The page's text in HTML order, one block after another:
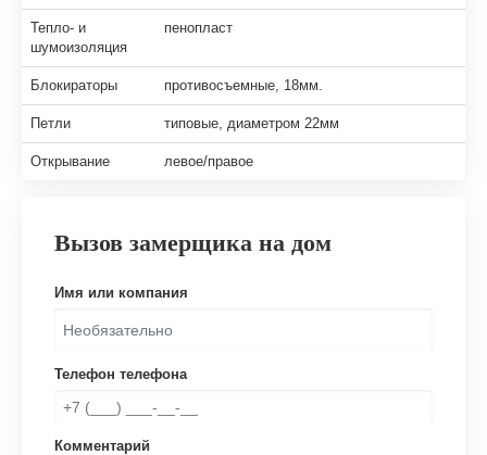
Тепло- и
шумоизоляция
пенопласт
Блокираторы противосъемные, 18мм.
Петли типовые, диаметром 22мм
Открывание левое/правое
Вызов замерщика на дом
Имя или компания
Телефон телефона
Комментарий